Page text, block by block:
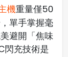
機重量僅50
單手掌握毫
避開「焦味
閃充技術是